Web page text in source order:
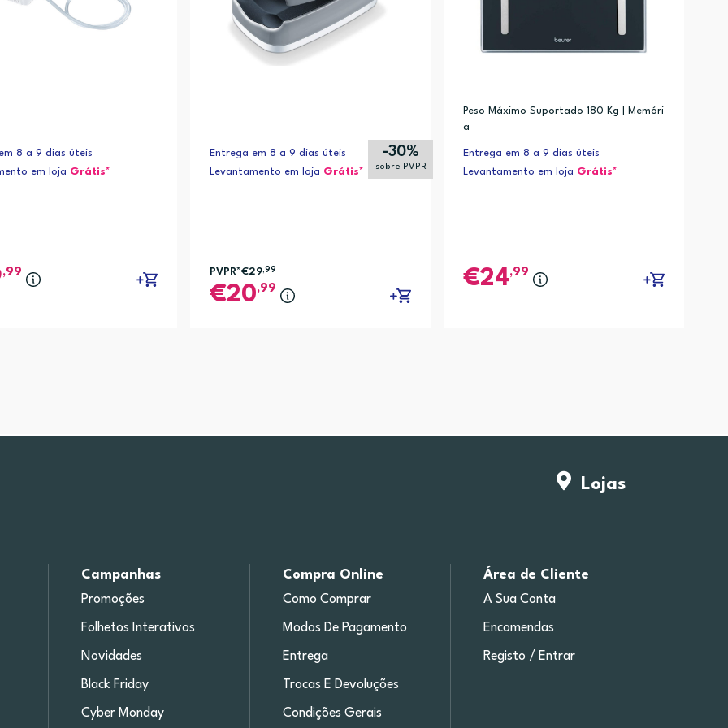
8 a 9 dias úteis
em loja Grátis*
,99
Entrega em 8 a 9 dias úteis
Levantamento em loja Grátis*
-30%
sobre PVPR
PVPR*€29,99
20,99
Peso Máximo Suportado 180 Kg | Memóri
a
Entrega em 8 a 9 dias úteis
Levantamento em loja Grátis*
24,99
Lojas
Campanhas
Promoções
Folhetos Interativos
Novidades
Black Friday
Cyber Monday
Compra Online
Como Comprar
Modos De Pagamento
Entrega
Trocas E Devoluções
Condições Gerais
Área de Cliente
A Sua Conta
Encomendas
Registo / Entrar